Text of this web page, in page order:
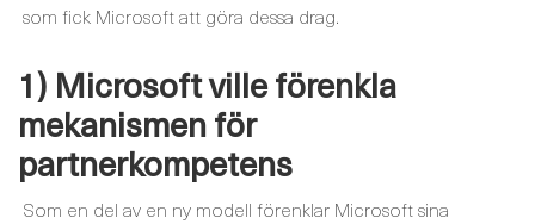
som fick Microsoft att göra dessa drag.
1) Microsoft ville förenkla
mekanismen för
partnerkompetens
Som en del av en ny modell förenklar Microsoft sina